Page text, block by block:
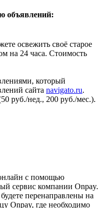
объявлений:
освежить своё старое
на 24 часа. Стоимость
который
сайта navigato.ru.
руб./нед., 200 руб./мес.).
с помощью
сервис компании Onpay.
перенаправлены на
Onpay, где необходимо